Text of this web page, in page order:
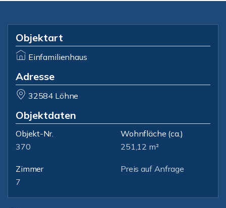
Objektart
Einfamilienhaus
Adresse
32584 Löhne
Objektdaten
Objekt-Nr.
370
Wohnfläche (ca.)
251,12 m²
Zimmer
7
Preis auf Anfrage